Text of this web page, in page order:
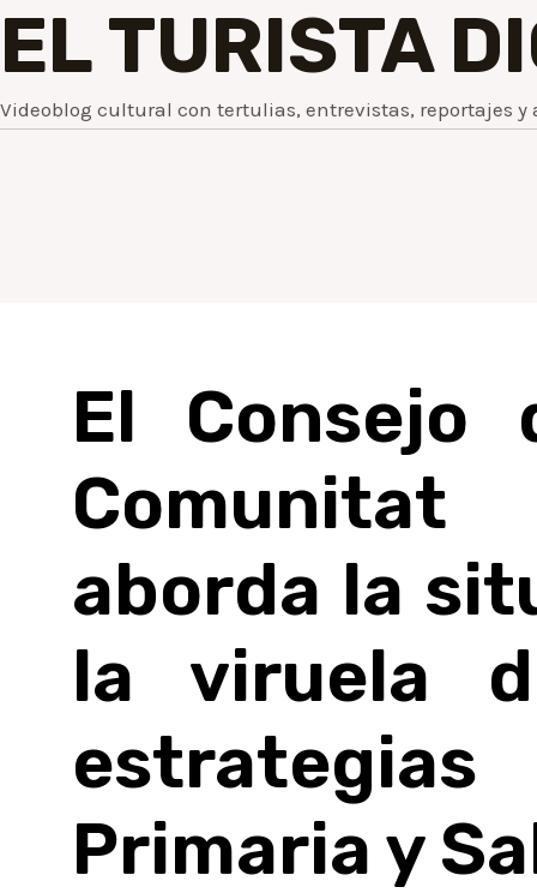
EL TURISTA
Videoblog cultural con tertulias, entrevistas, reportajes y
El Consejo
aborda la
la viruela
Primaria y